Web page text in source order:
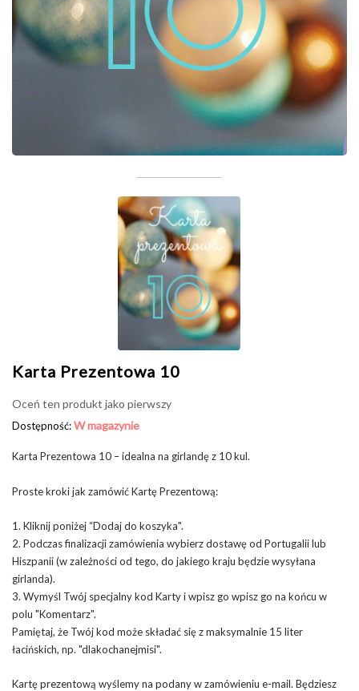
Karta Prezentowa 10
Oceń ten produkt jako pierwszy
Dostępność:W magazynie
Karta Prezentowa 10 – idealna na girlandę z 10 kul.
Proste kroki jak zamówić Kartę Prezentową:
1. Kliknij poniżej “Dodaj do koszyka".
2. Podczas finalizacji zamówienia wybierz dostawę od Portugalii lub
Hiszpanii (w zależności od tego, do jakiego kraju będzie wysyłana
girlanda).
3. Wymyśl Twój specjalny kod Karty i wpisz go wpisz go na końcu w
polu "Komentarz".
Pamiętaj, że Twój kod może składać się z maksymalnie 15 liter
łacińskich, np. "dlakochanejmisi".
Kartę prezentową wyślemy na podany w zamówieniu e-mail. Będziesz